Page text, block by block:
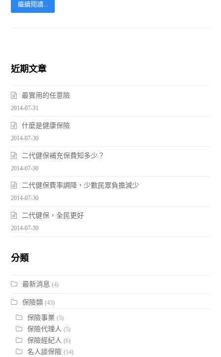
繼續閱讀...
近期文章
最實用的任意險
2014-07-31
什麼是健康保險
2014-07-30
二代健保補充保費知多少？
2014-07-30
二代健保費率調降，少數民眾負擔減少
2014-07-30
二代健保，全民更好
2014-07-30
分類
最新消息 (4)
保險類 (43)
保險事業 (5)
保險代理人 (5)
保險經紀人 (6)
名人談保險 (14)